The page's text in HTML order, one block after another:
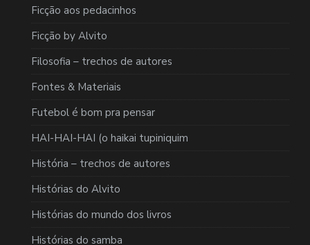
Ficção aos pedacinhos
Ficção by Alvito
Filosofia – trechos de autores
Fontes & Materiais
Futebol é bom pra pensar
HAI-HAI-HAI (o haikai tupiniquim
História – trechos de autores
Histórias do Alvito
Histórias do mundo dos livros
Histórias do samba